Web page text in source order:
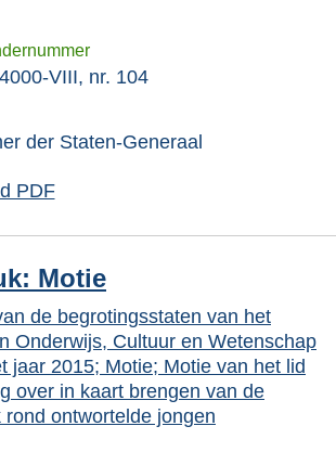
VIII, nr. 104
der Staten-Generaal
PDF
Motie
de begrotingsstaten van het
Onderwijs, Cultuur en Wetenschap
jaar 2015; Motie; Motie van het lid
over in kaart brengen van de
rond ontwortelde jongen